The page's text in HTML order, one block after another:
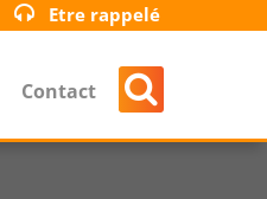
Etre rappelé
Contact